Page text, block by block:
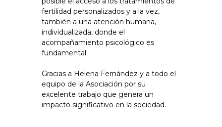
fertilidad personalizados y a la vez,
también a una atención humana,
individualizada, donde el
acompañamiento psicológico es
fundamental.
Gracias a Helena Fernández y a todo el
equipo de la Asociación por su
excelente trabajo que genera un
impacto significativo en la sociedad.